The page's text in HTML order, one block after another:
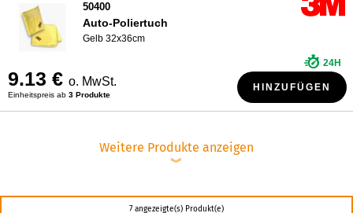
50400
Auto-Poliertuch
Gelb 32x36cm
9.13 € o. MwSt.
Einheitspreis ab 3 Produkte
24H
HINZUFÜGEN
Weitere Produkte anzeigen
︾
7 angezeigte(s) Produkt(e)